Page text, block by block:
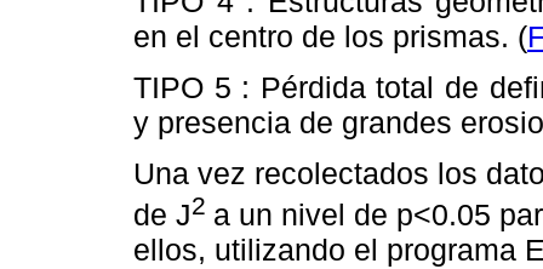
en el centro de los prismas. (
TIPO 5 : Pérdida total de
y presencia de grandes
Una vez recolectados los
de J2 a un nivel de p<0.05
ellos, utilizando el programa